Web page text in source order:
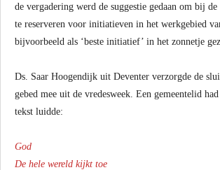
de vergadering werd de suggestie gedaan om bij
te reserveren voor initiatieven in het werkgebied
bijvoorbeeld als ‘beste initiatief’ in het zonnetje
Ds. Saar Hoogendijk uit Deventer verzorgde de
gebed mee uit de vredesweek. Een gemeentelid
tekst luidde:
God
De hele wereld kijkt toe